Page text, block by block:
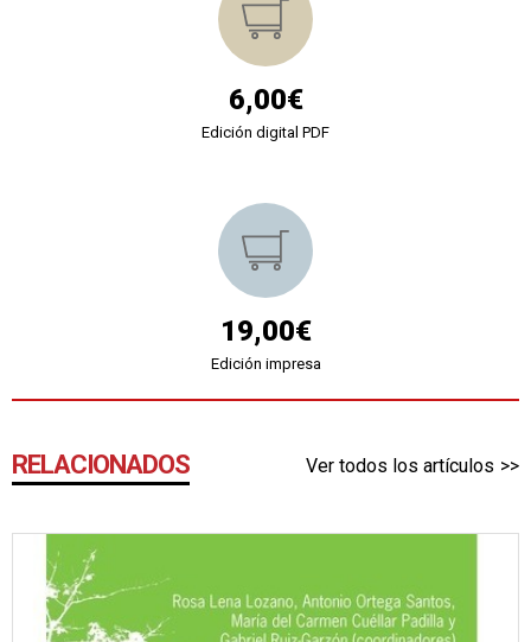
6,00€
Edición digital PDF
19,00€
Edición impresa
RELACIONADOS Ver todos los artículos